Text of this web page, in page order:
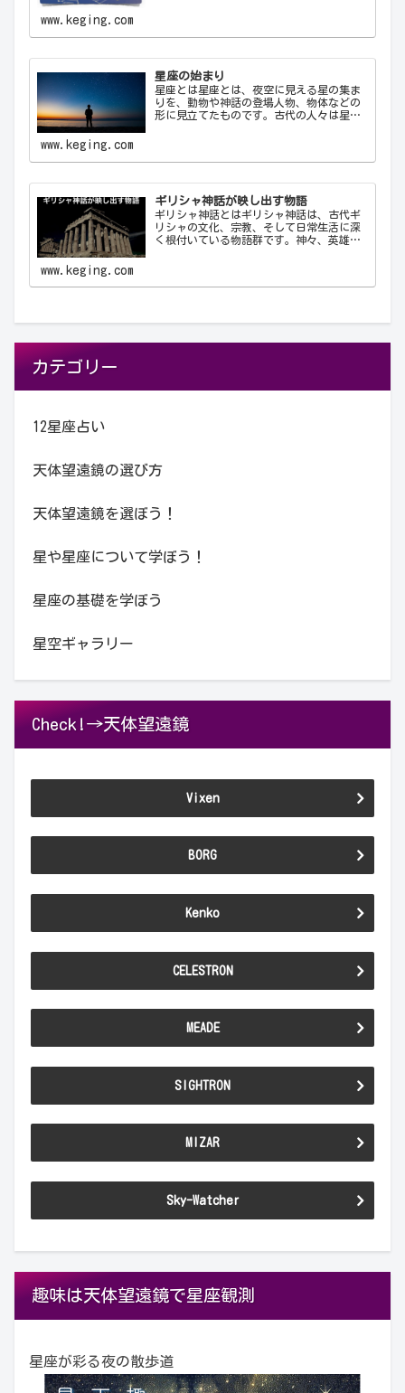
ン…
www.keging.com
星座の始まり
星座とは星座とは、夜空に見える星の集ま
りを、動物や神話の登場人物、物体などの
形に見立てたものです。古代の人々は星を
おいて重要な役…
www.keging.com
ギリシャ神話が映し出す物語
ギリシャ神話とはギリシャ神話は、古代ギ
リシャの文化、宗教、そして日常生活に深
く根付いている物語群です。神々、英雄、
哲学に多大な…
www.keging.com
カテゴリー
12星座占い
天体望遠鏡の選び方
天体望遠鏡を選ぼう！
星や星座について学ぼう！
星座の基礎を学ぼう
星空ギャラリー
Check!→天体望遠鏡
Vixen
BORG
Kenko
CELESTRON
MEADE
SIGHTRON
MIZAR
Sky-Watcher
趣味は天体望遠鏡で星座観測
星座が彩る夜の散歩道